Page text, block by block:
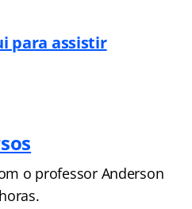
para assistir
o professor Anderson